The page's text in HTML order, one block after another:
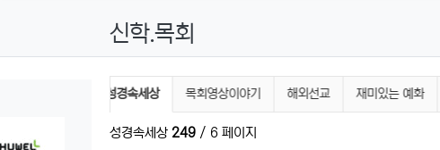
신학.목회
신학.목회 분류 목록
현재 분류
성경속세상 목회영상이야기 해외선교 재미있는 예화
성경속세상 249 / 6 페이지